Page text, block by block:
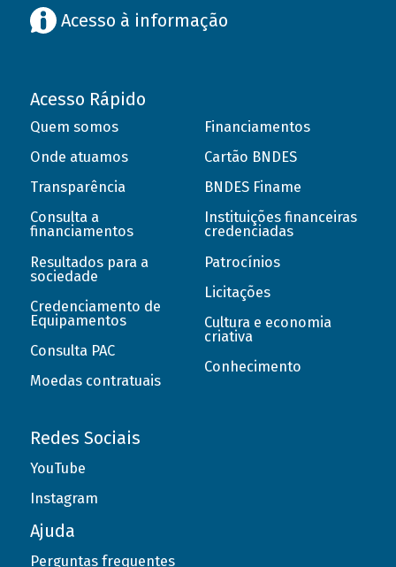
Acesso à informação
Acesso Rápido
Quem somos
Onde atuamos
Transparência
Consulta a
financiamentos
Resultados para a
sociedade
Credenciamento de
Equipamentos
Consulta PAC
Moedas contratuais
Financiamentos
Cartão BNDES
BNDES Finame
Instituições financeiras
credenciadas
Patrocínios
Licitações
Cultura e economia
criativa
Conhecimento
Redes Sociais
YouTube
Instagram
Ajuda
Perguntas frequentes